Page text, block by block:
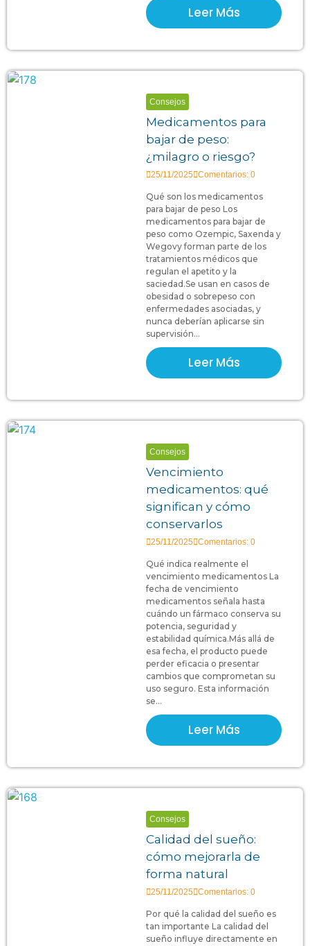
Leer Más
Consejos
Medicamentos para
bajar de peso:
¿milagro o riesgo?
25/11/2025 Comentarios: 0
Qué son los medicamentos
para bajar de peso Los
medicamentos para bajar de
peso como Ozempic, Saxenda y
Wegovy forman parte de los
tratamientos médicos que
regulan el apetito y la
saciedad.Se usan en casos de
obesidad o sobrepeso con
enfermedades asociadas, y
nunca deberían aplicarse sin
supervisión...
Leer Más
Consejos
Vencimiento
medicamentos: qué
significan y cómo
conservarlos
25/11/2025 Comentarios: 0
Qué indica realmente el
vencimiento medicamentos La
fecha de vencimiento
medicamentos señala hasta
cuándo un fármaco conserva su
potencia, seguridad y
estabilidad química.Más allá de
esa fecha, el producto puede
perder eficacia o presentar
cambios que comprometan su
uso seguro. Esta información
se...
Leer Más
Consejos
Calidad del sueño:
cómo mejorarla de
forma natural
25/11/2025 Comentarios: 0
Por qué la calidad del sueño es
tan importante La calidad del
sueño influye directamente en